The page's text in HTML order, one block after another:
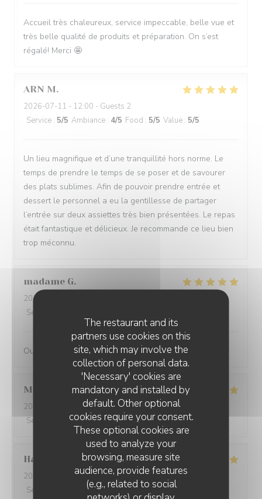
The restaurant and its
partners use cookies on this
site, which may involve the
collection of personal data.
'Necessary' cookies are
mandatory and installed by
default. Other optional
cookies require your consent.
These optional cookies are
used to analyze your
browsing, measure site
audience, provide features
(e.g., related to social
Accueil très chaleureux, service impeccable, belle vue et
très belle qualité de produits et préparation. On s’est
régalé! Merci 🤩
ARN M
2026-07-11 - 12:00 - Guests 2
Service : 5/5 Ambiance : 4/5 Food : 5/5 Value : 5/5
Un lieu magnifique et d’une tranquillité hors norme. Le
temps de prendre le temps de se poser et de savourer
des plats sublimes. Afin de pouvoir prendre entrée et
dessert le personnel a eu la gentillesse de partager
l’entrée sur deux assiettes très bien présentées. Le repas
était fantastique et délicieux. Je recommande ce lieu bien
trop méconnu.
madame G
2026-07-14
Service
Oui c’est très bien le service est l’accueil
Marie-Rose G
2026-07-13
- 12:15 - Guests 4
Service
Ambiance :5/5 Food: 5 /5 Value: 5/5
Hansjörg
2026-07-13
- 12:00 - Guests 4
Service
Ambiance : 5/5 Food: 5/5 Value